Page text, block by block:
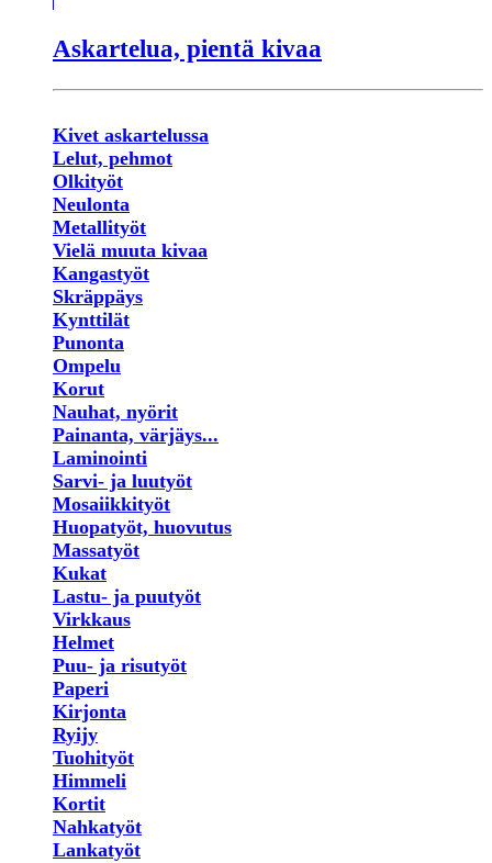
Askartelua, pientä kivaa
Kivet askartelussa
Lelut, pehmot
Olkityöt
Neulonta
Metallityöt
Vielä muuta kivaa
Kangastyöt
Skräppäys
Kynttilät
Punonta
Ompelu
Korut
Nauhat, nyörit
Painanta, värjäys...
Laminointi
Sarvi- ja luutyöt
Mosaiikkityöt
Huopatyöt, huovutus
Massatyöt
Kukat
Lastu- ja puutyöt
Virkkaus
Helmet
Puu- ja risutyöt
Paperi
Kirjonta
Ryijy
Tuohityöt
Himmeli
Kortit
Nahkatyöt
Lankatyöt